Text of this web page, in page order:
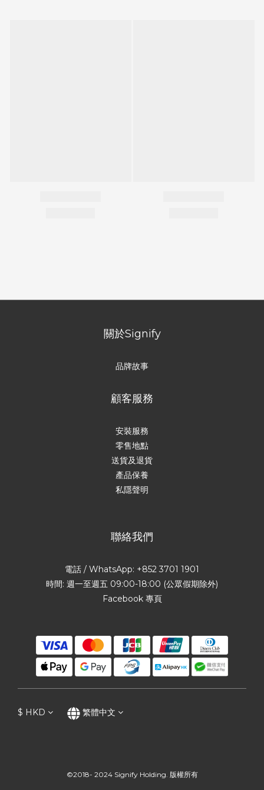
關於Signify
品牌故事
顧客服務
安裝服務
零售地點
送貨及退貨
產品保養
私隱聲明
聯絡我們
電話 / WhatsApp: +852 3701 1901
時間: 週一至週五 09:00-18:00 (公眾假期除外)
Facebook 專頁
$ HKD 繁體中文
©2018- 2024 Signify Holding. 版權所有